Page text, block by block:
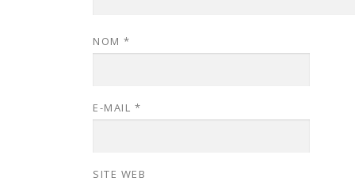
NOM *
E-MAIL *
SITE WEB